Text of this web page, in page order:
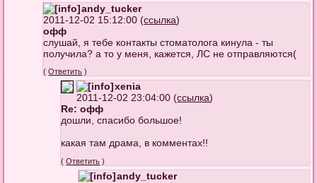
andy_tucker
2011-12-02 15:12:00 (ссылка)
офф
слушай, я тебе контакты стоматолога кинула - ты
получила? а то у меня, кажется, ЛС не отправляются(
(Ответить )
xenia
2011-12-02 23:04:00 (ссылка)
Re: офф
дошли, спасибо большое!
какая там драма, в комментах!!
(Ответить )
andy_tucker